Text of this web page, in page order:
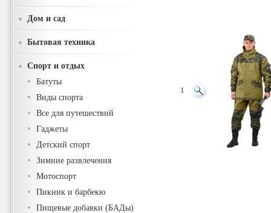
Дом и сад
Бытовая техника
Спорт и отдых
Батуты
Виды спорта
Все для путешествий
Гаджеты
Детский спорт
Зимние развлечения
Мотоспорт
Пикник и барбекю
Пищевые добавки (БАДы)
1